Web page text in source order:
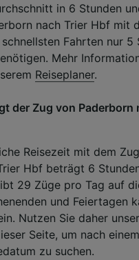
in 6 Stunden
nach Trier Hbf mit
Fahrten nur 5
Mehr
Reiseplaner.
der Zug von Paderborn
Reisezeit mit dem
Hbf beträgt 6
29 Züge pro Tag auf
und Feiertagen
Nutzen Sie daher
Seite, um nach einem
zu suchen.